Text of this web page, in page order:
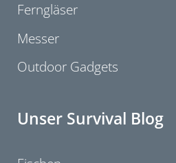
Ferngläser
Messer
Outdoor Gadgets
Unser Survival Blog